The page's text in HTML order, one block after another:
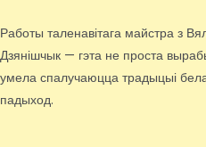
Работы таленавітага майстра з
Дзянішчык — гэта не проста
умела спалучаюцца традыцыі
падыход.